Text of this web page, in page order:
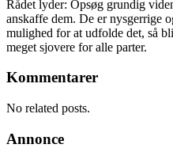
Rådet lyder: Opsøg grundig
anskaffe dem. De er nysgerrige
mulighed for at udfolde det, så
meget sjovere for alle parter.
Kommentarer
No related posts.
Annonce